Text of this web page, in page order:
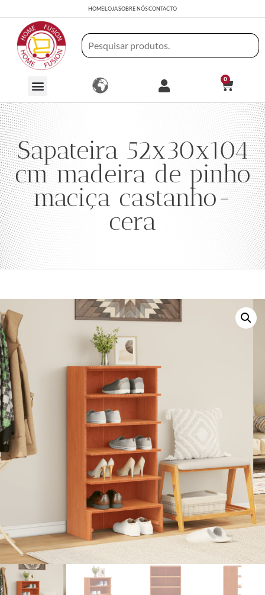
HOMELOJASOBRE NÓSCONTACTO
0
Sapateira 52x30x104
cm madeira de pinho
maciça castanho-
cera